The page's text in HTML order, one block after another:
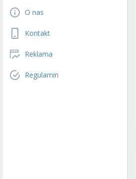
O nas
Kontakt
Reklama
Regulamin